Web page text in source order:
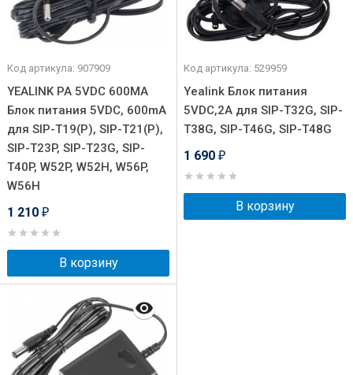
Код артикула: 907909
YEALINK PA 5VDC 600MA
Блок питания 5VDC, 600mA
для SIP-T19(P), SIP-T21(P),
SIP-T23P, SIP-T23G, SIP-
T40P, W52P, W52H, W56P,
W56H
1 210 ₽
В корзину
Код артикула: 529959
Yealink Блок питания
5VDC,2A для SIP-T32G, SIP-
T38G, SIP-T46G, SIP-T48G
1 690 ₽
В корзину